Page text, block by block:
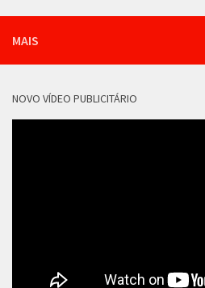
MAIS
NOVO VÍDEO PUBLICITÁRIO